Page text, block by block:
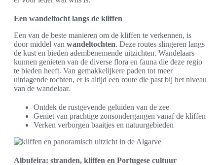
Een wandeltocht langs de kliffen
Een van de beste manieren om de kliffen te verkennen, is
door middel van wandeltochten. Deze routes slingeren langs
de kust en bieden adembenemende uitzichten. Wandelaars
kunnen genieten van de diverse flora en fauna die deze regio
te bieden heeft. Van gemakkelijkere paden tot meer
uitdagende tochten, er is altijd een route die past bij het niveau
van de wandelaar.
Ontdek de rustgevende geluiden van de zee
Geniet van prachtige zonsondergangen vanaf de kliffen
Verken verborgen baaitjes en natuurgebieden
Albufeira: stranden, kliffen en Portugese cultuur